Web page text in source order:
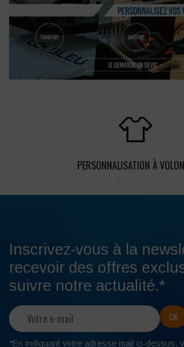
PERSONNALISATION À
Inscrivez-vous à la
recevoir des offres
suivre notre actualité.*
*En indiquant votre adresse mail ci-dessus,